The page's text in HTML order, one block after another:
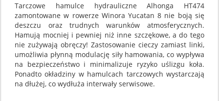
Tarczowe hamulce hydrauliczne Alhonga HT474
zamontowane w rowerze Winora Yucatan 8 nie boją się
deszczu oraz trudnych warunków atmosferycznych.
Hamują mocniej i pewniej niż inne szczękowe, a do tego
nie zużywają obręczy! Zastosowanie cieczy zamiast linki,
umożliwia płynną modulację siły hamowania, co wypływa
na bezpieczeństwo i minimalizuje ryzyko uślizgu koła.
Ponadto okładziny w hamulcach tarczowych wystarczają
na dłużej, co wydłuża interwały serwisowe.